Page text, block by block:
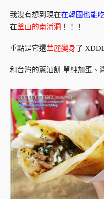
我沒有想到現在在韓國也能
在釜山的南浦洞 ！！！
重點是它還華麗變身了
和台灣的蔥油餅 單純加蛋、